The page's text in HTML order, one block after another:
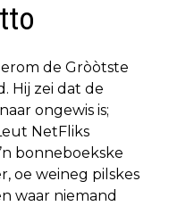
de Gròòtste
Hij zei dat de
ongewis is;
NetFliks
bonneboekske
oe weineg pilskes
waar niemand